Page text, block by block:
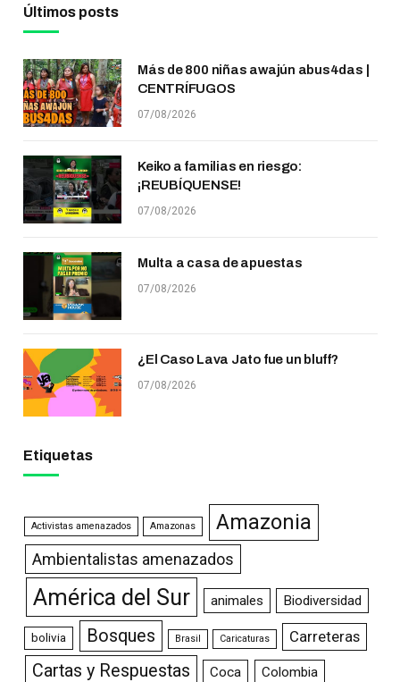
Últimos posts
Más de 800 niñas awajún abus4das |
CENTRÍFUGOS
07/08/2026
Keiko a familias en riesgo:
¡REUBÍQUENSE!
07/08/2026
Multa a casa de apuestas
07/08/2026
¿El Caso Lava Jato fue un bluff?
07/08/2026
Etiquetas
Activistas amenazados Amazonas Amazonia
Ambientalistas amenazados
América del Sur animales Biodiversidad
bolivia Bosques Brasil Caricaturas Carreteras
Cartas y Respuestas Coca Colombia